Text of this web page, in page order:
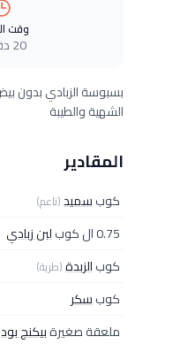
وقت
20 دقيقة
بسبوسة الزبادي بدون
الشهية والطيبة
المقادير
كوبسميد(ناعم)
0.75 ال كوب
لبن زبادي
كوبالزبدة(طرية)
كوبسكر
ملعقة صغيرةبيكنج